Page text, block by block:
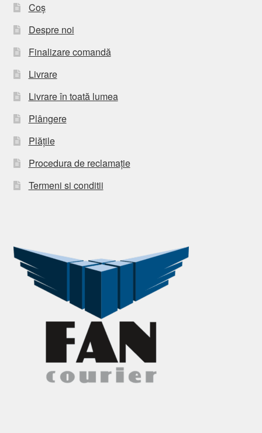
Coș
Despre noi
Finalizare comandă
Livrare
Livrare în toată lumea
Plângere
Plățile
Procedura de reclamație
Termeni si conditii